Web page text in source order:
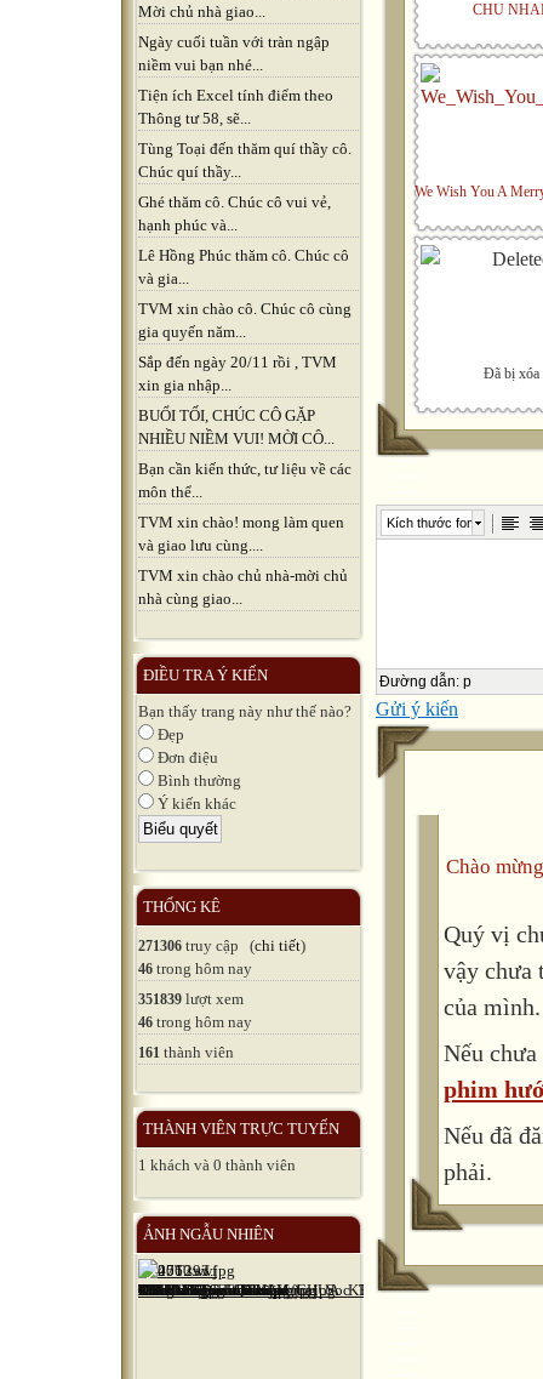
Mời chủ nhà giao...
Ngày cuối tuần với tràn ngập
niềm vui bạn nhé...
Tiện ích Excel tính điểm theo
Thông tư 58, sẽ...
Tùng Toại đến thăm quí thầy cô.
Chúc quí thầy...
Ghé thăm cô. Chúc cô vui vẻ,
hạnh phúc và...
Lê Hồng Phúc thăm cô. Chúc cô
và gia...
TVM xin chào cô. Chúc cô cùng
gia quyến năm...
Sắp đến ngày 20/11 rồi , TVM
xin gia nhập...
BUỔI TỐI, CHÚC CÔ GẶP
NHIỀU NIỀM VUI! MỜI CÔ...
Bạn cần kiến thức, tư liệu về các
môn thể...
TVM xin chào! mong làm quen
và giao lưu cùng....
TVM xin chào chủ nhà-mời chủ
nhà cùng giao...
ĐIỀU TRA Ý KIẾN
Bạn thấy trang này như thế nào?
Đẹp
Đơn điệu
Bình thường
Ý kiến khác
THỐNG KÊ
271306 truy cập (chi tiết)
46 trong hôm nay
351839 lượt xem
46 trong hôm nay
161 thành viên
THÀNH VIÊN TRỰC TUYẾN
1 khách và 0 thành viên
ẢNH NGẪU NHIÊN
CHU
We Wish You A
Đã bị xóa
Kích thước font
Đường dẫn: p
Gửi ý kiến
Chào
Quý vị
vậy chưa
của mình.
Nếu
phim
Nếu đã
phải.